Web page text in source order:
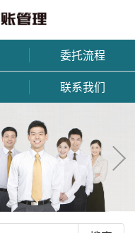
委托流程
联系我们